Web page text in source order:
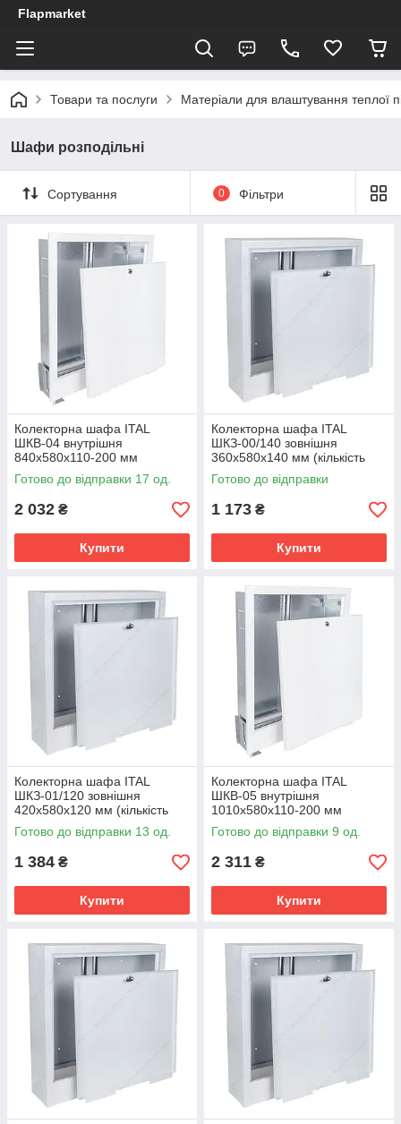
Flapmarket
Товари та послуги Матеріали для влаштування теплої
Шафи розподільні
Сортування 0 Фільтри
Колекторна шафа ITAL
ШКВ-04 внутрішня
840x580x110-200 мм
(кількість контурів: 10-11)
Готово до відправки 17 од.
2 032 ₴
Купити
Колекторна шафа ITAL
ШКЗ-00/140 зовнішня
360x580x140 мм (кількість
контурів: 1)
Готово до відправки
1 173 ₴
Купити
Колекторна шафа ITAL
ШКЗ-01/120 зовнішня
420x580x120 мм (кількість
контурів: 2)
Готово до відправки 13 од.
1 384 ₴
Купити
Колекторна шафа ITAL
ШКВ-05 внутрішня
1010x580x110-200 мм
(кількість контурів: 12)
Готово до відправки 9 од.
2 311 ₴
Купити